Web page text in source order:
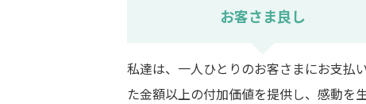
お客さま良し
私達は、一人ひとりのお客さまにお支払
た金額以上の付加価値を提供し、感動を